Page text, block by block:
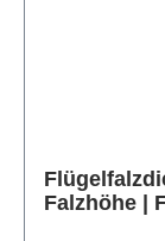
Falzhöhe |